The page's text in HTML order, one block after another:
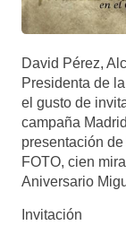
David Pérez,
Presidenta de
el gusto de
campaña
presentación
FOTO, cien
Aniversario
Invitación